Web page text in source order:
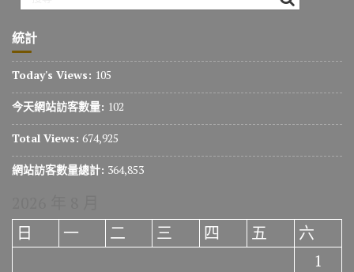
統計
Today's Views: 105
今天網站訪客數量: 102
Total Views: 674,925
網站訪客數量總計: 364,853
日
一 二 三 四 五
六
1